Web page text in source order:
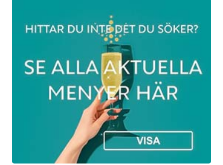
Tartlette med saltbakad gulbeta, bakad
äggula, picklad pumpa och örtsallad
Risotto med shiitake, friterad
ostronskivling, brynt smör, tryffel och
grillad lökkräm
Vit chokladkräm med citrussallad,
champagnegelé, passionsfruktscurd, färska
hallon, hasselnötskaka och karamelliserad